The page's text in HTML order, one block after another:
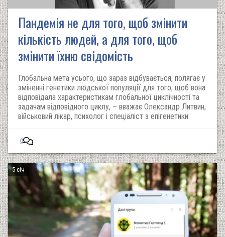
Пандемія не для того, щоб змінити
кількість людей, а для того, щоб
змінити їхню свідомість
Глобальна мета усього, що зараз відбувається, полягає у
зміненні генетики людської популяції для того, щоб вона
відповідала характеристикам глобальної циклічності та
задачам відповідного циклу, – вважає Олександр Литвин,
військовий лікар, психолог і спеціаліст з епігенетики.
0
5 січ